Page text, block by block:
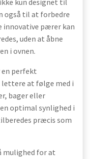
kun designet til
også til at forbedre
innovative pærer kan
uden at åbne
i ovnen.
en perfekt
at følge med i
bager eller
optimal synlighed i
præcis som
mulighed for at